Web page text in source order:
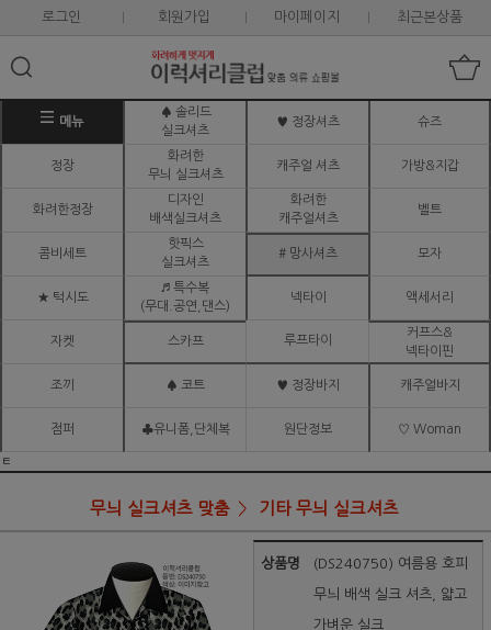
로그인 회원가입 마이페이지 최근본상품
메뉴
♠ 솔리드
실크셔츠
♥ 정장셔츠 슈즈
정장
화려한
무늬 실크셔츠
캐주얼 셔츠 가방&지갑
화려한정장
디자인
배색실크셔츠
화려한
캐주얼셔츠
벨트
콤비세트
핫픽스
실크셔츠
# 망사셔츠 모자
★ 턱시도
♬ 특수복
(무대.공연,댄스)
넥타이 액세서리
자켓 스카프 루프타이
커프스&
넥타이핀
조끼 ♠ 코트 ♥ 정장바지 캐주얼바지
점퍼 ♣유니폼,단체복 원단정보 ♡ Woman
ㅌ
무늬 실크셔츠 맞춤 기타 무늬 실크셔츠
상품명 (DS240750) 여름용 호피
무늬 배색 실크 셔츠, 얇고
가벼운 실크